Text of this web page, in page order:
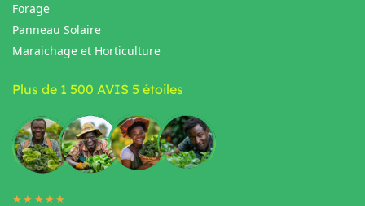
Forage
Panneau Solaire
Maraichage et Horticulture
Plus de 1 500 AVIS 5 étoiles
★★★★★